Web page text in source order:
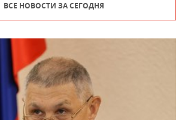
ВСЕ НОВОСТИ ЗА СЕГОДНЯ